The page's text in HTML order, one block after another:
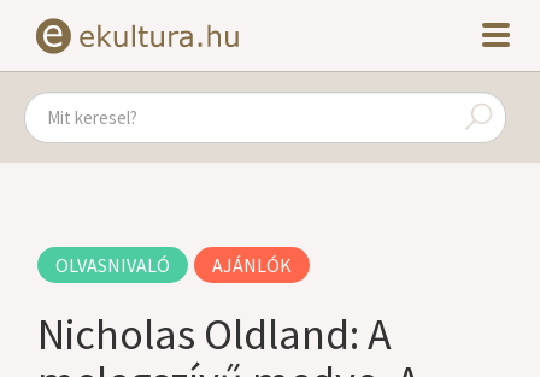
OLVASNIVALÓ AJÁNLÓK
Nicholas Oldland: A